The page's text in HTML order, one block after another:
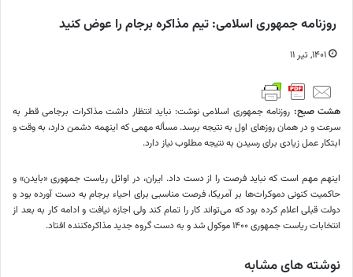
روزنامه جمهوری اسلامی: تیم مذاکره برجام را عوض کنید
۱۴۰۱, تیر ۱۱
هشت صبح: روزنامه جمهوری اسلامی نوشت: نباید انتظار داشت مذاکرات برجامی قطر به
سرعت و در همان روزهای اول به نتیجه برسد. مسأله مهمی که اینهمه دشمن دارد، به وقت و
ابتکار عمل زیادی برای رسیدن به نتیجه مطلوب نیاز دارد.
اینهم مهم است که نباید فرصت را از دست داد. ایران، در اوائل ریاست جمهوری «بایدن» و
حاکمیت کنونی دموکرات‌ها بر آمریکا، فرصت مناسبی برای احیاء برجام به دست آورده بود و
دولت قبلی اعلام کرده بود که می‌تواند کار را تمام کند ولی اجازه نیافت و ادامه کار به بعد از
انتخابات ریاست جمهوری ۱۴۰۰ موکول شد و به دست گروه جدید مذاکره‌کننده افتاد.
نوشته های مشابه